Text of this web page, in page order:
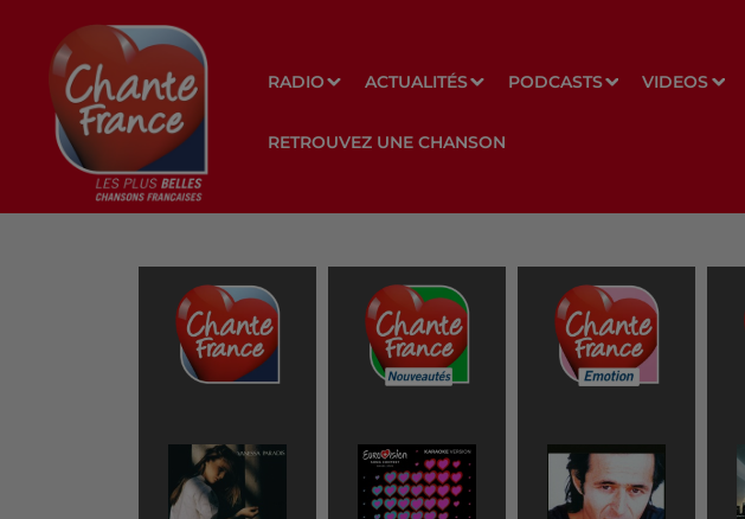
RADIO ACTUALITÉS PODCASTS VIDEOS
RETROUVEZ UNE CHANSON